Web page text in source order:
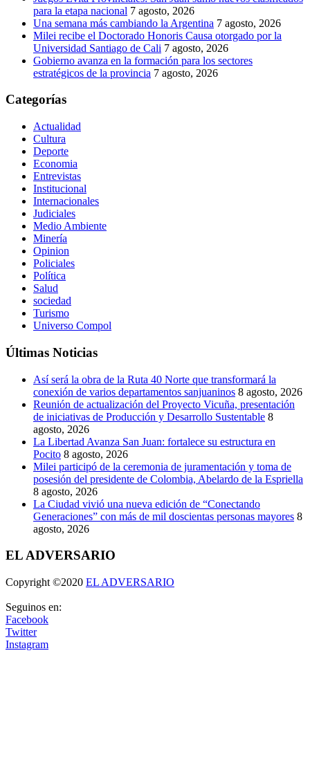
para la etapa nacional 7 agosto, 2026
Una semana más cambiando la Argentina 7 agosto, 2026
Milei recibe el Doctorado Honoris Causa otorgado por la
Universidad Santiago de Cali 7 agosto, 2026
Gobierno avanza en la formación para los sectores
estratégicos de la provincia 7 agosto, 2026
Categorías
Actualidad
Cultura
Deporte
Economia
Entrevistas
Institucional
Internacionales
Judiciales
Medio Ambiente
Minería
Opinion
Policiales
Política
Salud
sociedad
Turismo
Universo Compol
Últimas Noticias
Así será la obra de la Ruta 40 Norte que transformará la
conexión de varios departamentos sanjuaninos 8 agosto, 2026
Reunión de actualización del Proyecto Vicuña, presentación
de iniciativas de Producción y Desarrollo Sustentable 8
agosto, 2026
La Libertad Avanza San Juan: fortalece su estructura en
Pocito 8 agosto, 2026
Milei participó de la ceremonia de juramentación y toma de
posesión del presidente de Colombia, Abelardo de la Espriella
8 agosto, 2026
La Ciudad vivió una nueva edición de “Conectando
Generaciones” con más de mil doscientas personas mayores 8
agosto, 2026
EL ADVERSARIO
Copyright ©2020 EL ADVERSARIO
Seguinos en:
Facebook
Twitter
Instagram